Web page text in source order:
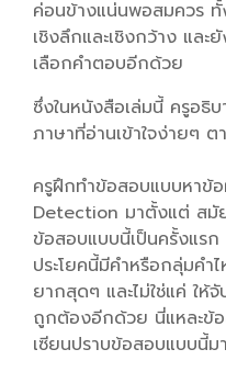
ค่อนข้างแน่นพอสมควร ทั้
เชิงลึกและเชิงกว้าง แ
เลือกคำตอบอีกด้วย
ซึ่งในหนังสือเล่มนี้ ครูอธิ
ภาษาที่อ่านเข้าใจง่ายๆ ต
ครูฝึกทำข้อสอบแบบหาข้
Detection มาตั้งแต่ สมั
ข้อสอบแบบนี้เป็นครั้งแร
ประโยคนี้มีคำหรือกลุ่มคำ
ยากสุดๆ และไม่ใช่แค่ ให้
ถูกต้องอีกด้วย นี่แหละข้อ
เซียนปราบข้อสอบแบบนี้